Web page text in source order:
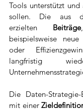
Tools unterstützt
sollen. Die aus
erzielten Beiträge
beispielsweise
oder
langfristig
Die Daten-
mit einer